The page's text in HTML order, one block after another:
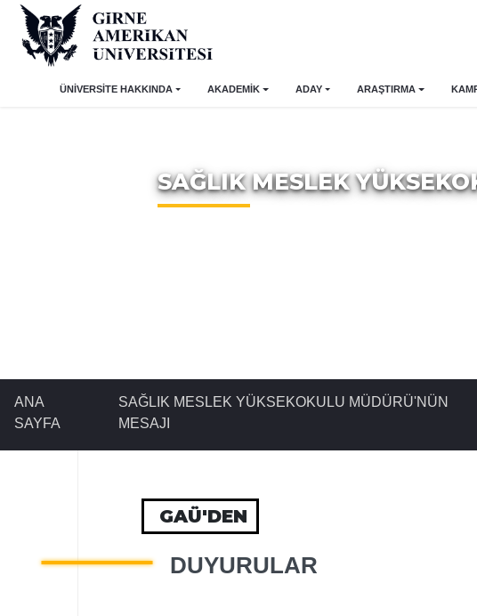
ÜNİVERSİTE HAKKINDA AKADEMİK ADAY ARAŞTIRMA
SAĞLIK MESLEK
ANA
SAYFA
SAĞLIK MESLEK YÜKSEKOKULU MÜDÜRÜ'NÜN
MESAJI
GAÜ'DEN
DUYURULAR